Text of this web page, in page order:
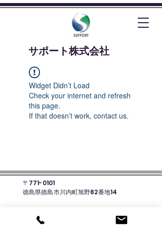
​サポート株式会社
Widget Didn’t Load
Check your internet and refresh
this page.
If that doesn’t work, contact us.
〒771-0101
徳島県徳島市川内町旭野82番地14
☎088-678-8135